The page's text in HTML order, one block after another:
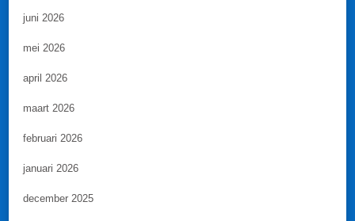
juni 2026
mei 2026
april 2026
maart 2026
februari 2026
januari 2026
december 2025